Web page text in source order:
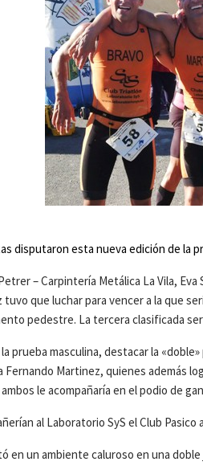
disputaron esta nueva edición de la
– Carpintería Metálica La Vila,
tuvo que luchar para vencer a la que
pedestre. La tercera clasificada
prueba masculina, destacar la
Fernando Martinez, quienes además
le acompañaría en el podio de
al Laboratorio SyS el Club
en un ambiente caluroso en una